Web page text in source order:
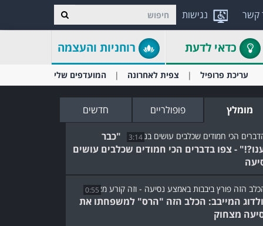
נגישות קשר
כדאי לדעת רוחניות והעצמה
עריכת פרופיל צפית לאחרונה המועדפים שלי
מומלץ פופולריים חדשים
3:14
"כבר
- צפו בדברים הכי חמודים שכלבים עושים
0:55
המייבב: הכלב הזה "הרס" למשפחתו את
מצחוק